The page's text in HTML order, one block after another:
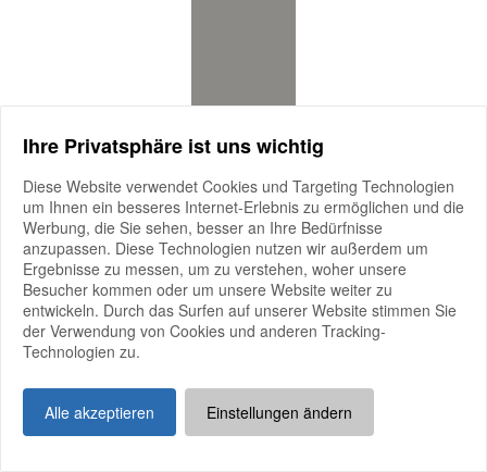
Beim R&#43;V Holsteiner Landeschampionat 2026 treten die
besten Holsteiner
mehr anzeigen
BeimR+V Holsteiner Landeschampionat 2026treten die besten
Holsteiner Fohlen des Jahrgangs gegeneinander an – voller Qualität,
Wer wird Holsteiner Fohlen-Champion 2026?
Ihre Privatsphäre ist uns wichtig
Diese Website verwendet Cookies und Targeting Technologien
um Ihnen ein besseres Internet-Erlebnis zu ermöglichen und die
Werbung, die Sie sehen, besser an Ihre Bedürfnisse
anzupassen. Diese Technologien nutzen wir außerdem um
Ergebnisse zu messen, um zu verstehen, woher unsere
Besucher kommen oder um unsere Website weiter zu
entwickeln. Durch das Surfen auf unserer Website stimmen Sie
der Verwendung von Cookies und anderen Tracking-
Technologien zu.
Alle akzeptieren Einstellungen ändern